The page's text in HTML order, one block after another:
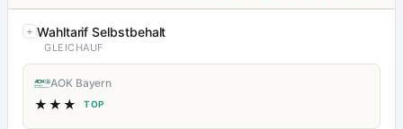
Wahltarif Selbstbehalt
GLEICHAUF
AOK Bayern
★★★ TOP